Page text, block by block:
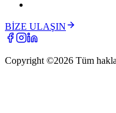
BİZE ULAŞIN
Copyright ©2026 Tüm